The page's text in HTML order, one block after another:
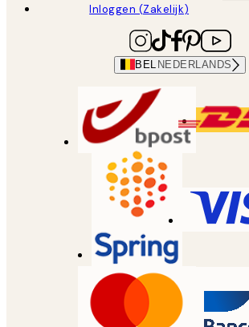
Inloggen (Zakelijk)
BEL NEDERLANDS